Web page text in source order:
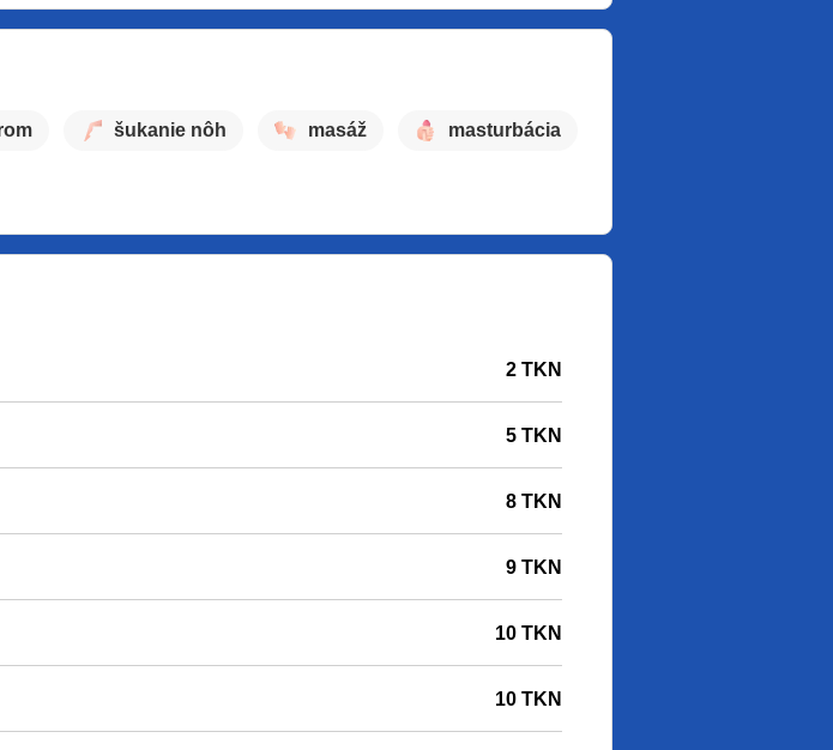
šukanie nôh masáž masturbácia
2 TKN
5 TKN
8 TKN
9 TKN
10 TKN
10 TKN